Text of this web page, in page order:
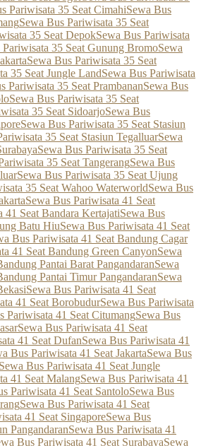
Pariwisata 35 Seat CimahiSewa Bus
Sewa Bus Pariwisata 35 Seat
35 Seat DepokSewa Bus Pariwisata
Pariwisata 35 Seat Gunung BromoSewa
Sewa Bus Pariwisata 35 Seat
35 Seat Jungle LandSewa Bus Pariwisata
Pariwisata 35 Seat PrambananSewa Bus
Sewa Bus Pariwisata 35 Seat
35 Seat SidoarjoSewa Bus
Sewa Bus Pariwisata 35 Seat Stasiun
35 Seat Stasiun TegalluarSewa
Sewa Bus Pariwisata 35 Seat
35 Seat TangerangSewa Bus
Sewa Bus Pariwisata 35 Seat Ujung
35 Seat Wahoo WaterworldSewa Bus
Sewa Bus Pariwisata 41 Seat
41 Seat Bandara KertajatiSewa Bus
Batu HiuSewa Bus Pariwisata 41 Seat
Bus Pariwisata 41 Seat Bandung Cagar
41 Seat Bandung Green CanyonSewa
Pantai Barat PangandaranSewa
Pantai Timur PangandaranSewa
Sewa Bus Pariwisata 41 Seat
41 Seat BorobudurSewa Bus Pariwisata
Pariwisata 41 Seat CitumangSewa Bus
Sewa Bus Pariwisata 41 Seat
41 Seat DufanSewa Bus Pariwisata 41
Bus Pariwisata 41 Seat JakartaSewa Bus
Sewa Bus Pariwisata 41 Seat Jungle
41 Seat MalangSewa Bus Pariwisata 41
Pariwisata 41 Seat SantoloSewa Bus
Sewa Bus Pariwisata 41 Seat
41 Seat SingaporeSewa Bus
PangandaranSewa Bus Pariwisata 41
Bus Pariwisata 41 Seat SurabayaSewa